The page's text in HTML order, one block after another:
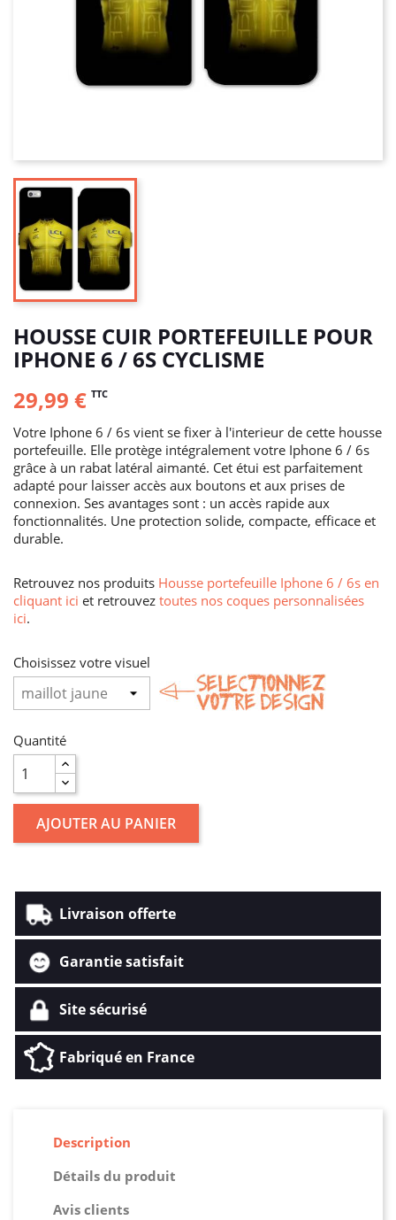
HOUSSE CUIR PORTEFEUILLE POUR
IPHONE 6 / 6S CYCLISME
29,99 € TTC
Votre Iphone 6 / 6s vient se fixer à l'interieur de cette housse
portefeuille. Elle protège intégralement votre Iphone 6 / 6s
grâce à un rabat latéral aimanté. Cet étui est parfaitement
adapté pour laisser accès aux boutons et aux prises de
connexion. Ses avantages sont : un accès rapide aux
fonctionnalités. Une protection solide, compacte, efficace et
durable.
Retrouvez nos produits Housse portefeuille Iphone 6 / 6s en
cliquant ici et retrouvez toutes nos coques personnalisées
ici.
Choisissez votre visuel
Quantité
AJOUTER AU PANIER
Livraison offerte
Garantie satisfait
Site sécurisé
Fabriqué en France
Description
Détails du produit
Avis clients